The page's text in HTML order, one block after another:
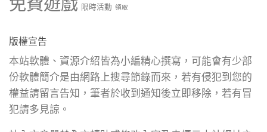
限時活動 領取
版權宣告
本站軟體、資源介紹皆為小編精心撰寫，可能會有少部
份軟體簡介是由網路上搜尋節錄而來，若有侵犯到您的
權益請留言告知，筆者於收到通知後立即移除，若有冒
犯請多見諒。